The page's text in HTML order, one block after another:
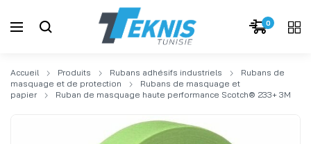
0
Accueil Produits Rubans adhésifs industriels
Rubans de
masquage et de protection
Rubans de masquage et
papier
Ruban de masquage haute performance Scotch® 233+ 3M